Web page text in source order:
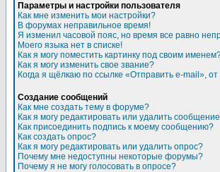
Параметры и настройки пользователя
Как мне изменить мои настройки?
В форумах неправильное время!
Я изменил часовой пояс, но время все равно
Моего языка нет в списке!
Как я могу поместить картинку под своим
Как я могу изменить свое звание?
Когда я щёлкаю по ссылке «Отправить e-mail»,
Создание сообщений
Как мне создать тему в форуме?
Как я могу редактировать или удалить
Как присоединить подпись к моему сообщению?
Как создать опрос?
Как я могу редактировать или удалить опрос?
Почему мне недоступны некоторые форумы?
Почему я не могу голосовать в опросе?